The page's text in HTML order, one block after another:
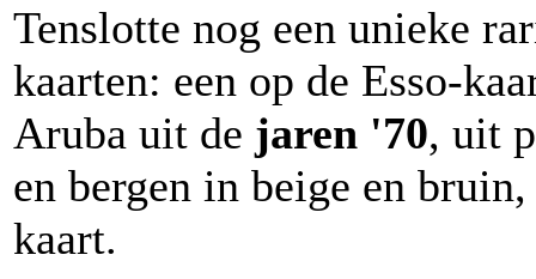
Tenslotte nog een unieke
kaarten: een op de Esso-
Aruba uit de jaren '70, uit
en bergen in beige en
kaart.